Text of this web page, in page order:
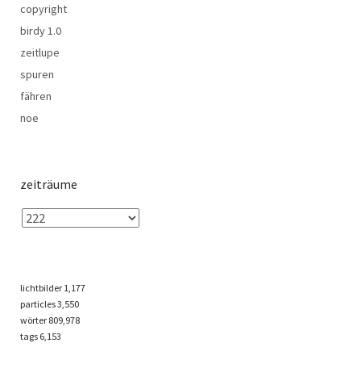
copyright
birdy 1.0
zeitlupe
spuren
fähren
noe
zeiträume
lichtbilder 1,177
particles3,550
wörter 809,978
tags 6,153